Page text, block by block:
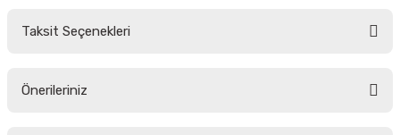
Taksit Seçenekleri
Önerileriniz